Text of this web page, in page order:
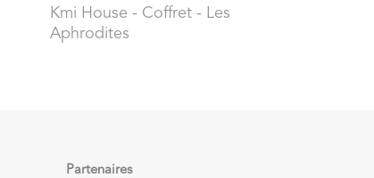
Kmi House - Coffret - Les
Aphrodites
Partenaires